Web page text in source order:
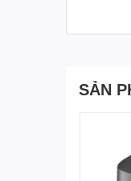
đầu ra
Ngoài
SẢN